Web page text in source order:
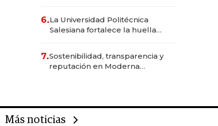
6.La Universidad Politécnica
Salesiana fortalece la huella
7.Sostenibilidad, transparencia y
reputación en Moderna
Más noticias